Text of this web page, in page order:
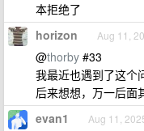
本拒绝了
horizon Aug 11,
@thorby #33
我最近也遇到了这个
后来想想，万一后面
evan1 Aug 11,